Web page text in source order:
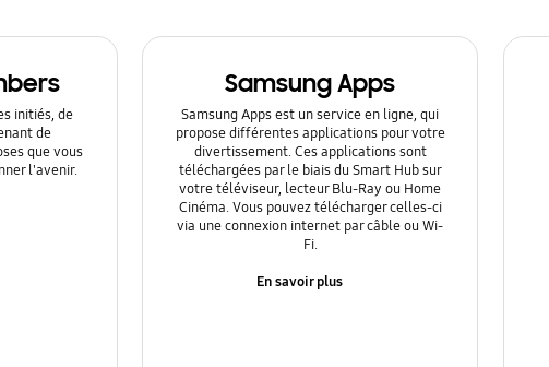
initiés, de
de
que vous
l'avenir.
Samsung Apps
Samsung Apps est un service en ligne, qui
propose différentes applications pour votre
divertissement. Ces applications sont
téléchargées par le biais du Smart Hub sur
votre téléviseur, lecteur Blu-Ray ou Home
Cinéma. Vous pouvez télécharger celles-ci
via une connexion internet par câble ou Wi-
Fi.
En savoir plus